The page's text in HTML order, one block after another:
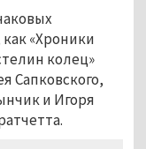
«Хроники
колец»
Сапковского,
и Игоря